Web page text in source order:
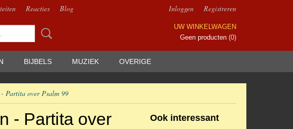
Reacties Blog Inloggen Registreren
UW WINKELWAGEN
Geen producten (0)
BIJBELS MUZIEK OVERIGE
Partita over Psalm 99
- Partita over
Ook interessant